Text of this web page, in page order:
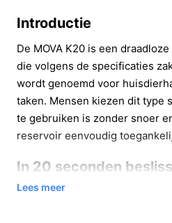
Introductie
De MOVA K20 is een
die volgens de specificaties
wordt genoemd voor
taken. Mensen kiezen dit type
te gebruiken is zonder snoer
reservoir eenvoudig
In 20 seconden
Kopen als:
Lees meer